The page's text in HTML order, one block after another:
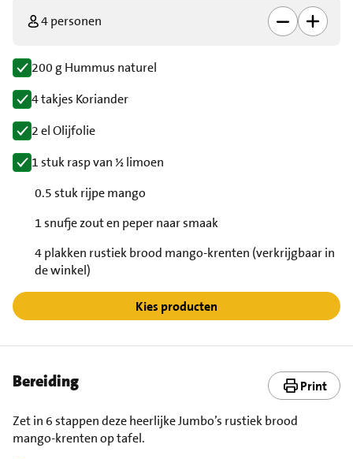
4 personen
200 g Hummus naturel
4 takjes Koriander
2 el Olijfolie
1 stuk rasp van ½ limoen
0.5 stuk rijpe mango
1 snufje zout en peper naar smaak
4 plakken rustiek brood mango-krenten (verkrijgbaar in
de winkel)
Kies producten
Bereiding Print
Zet in 6 stappen deze heerlijke Jumbo’s rustiek brood
mango-krenten op tafel.